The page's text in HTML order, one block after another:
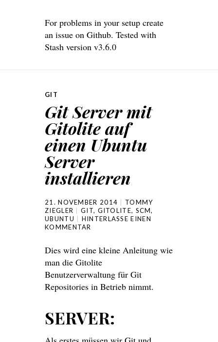
For problems in your setup create
an issue on Github. Tested with
Stash version v3.6.0
GIT
Git Server mit
Gitolite auf
einen Ubuntu
Server
installieren
21. NOVEMBER 2014
TOMMY
ZIEGLER
GIT, GITOLITE, SCM,
UBUNTU
HINTERLASSE EINEN
KOMMENTAR
Dies wird eine kleine Anleitung wie
man die Gitolite
Benutzerverwaltung für Git
Repositories in Betrieb nimmt.
SERVER: